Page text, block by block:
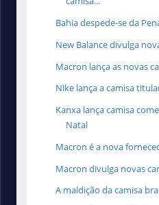
Bahia despede-se da
New Balance divulga
Macron lança as novas
Nike lança a camisa
Kanxa lança camisa
Natal
Macron é a nova
Macron divulga novas
A maldição da camisa